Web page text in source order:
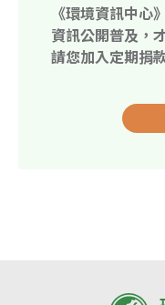
《環境資訊中心
資訊公開普及，
請您加入定期捐